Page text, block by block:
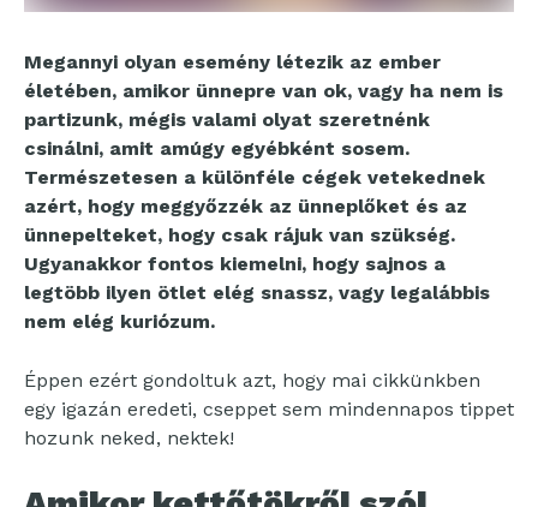
Megannyi olyan esemény létezik az ember
életében, amikor ünnepre van ok, vagy ha nem is
partizunk, mégis valami olyat szeretnénk
csinálni, amit amúgy egyébként sosem.
Természetesen a különféle cégek vetekednek
azért, hogy meggyőzzék az ünneplőket és az
ünnepelteket, hogy csak rájuk van szükség.
Ugyanakkor fontos kiemelni, hogy sajnos a
legtöbb ilyen ötlet elég snassz, vagy legalábbis
nem elég kuriózum.
Éppen ezért gondoltuk azt, hogy mai cikkünkben
egy igazán eredeti, cseppet sem mindennapos tippet
hozunk neked, nektek!